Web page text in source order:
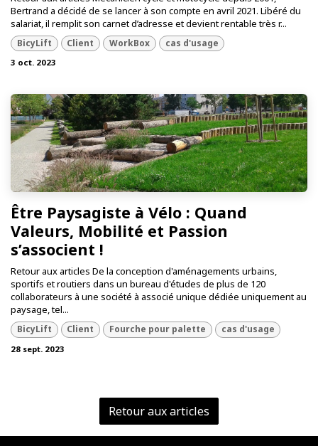
Bertrand a décidé de se lancer à son compte en avril 2021. Libéré du
salariat, il remplit son carnet d’adresse et devient rentable très r...
BicyLift Client WorkBox cas d'usage
3 oct. 2023
Être Paysagiste à Vélo : Quand
Valeurs, Mobilité et Passion
s’associent !
Retour aux articles De la conception d'aménagements urbains,
sportifs et routiers dans un bureau d'études de plus de 120
collaborateurs à une société à associé unique dédiée uniquement au
paysage, tel...
BicyLift Client Fourche pour palette cas d'usage
28 sept. 2023
Retour aux articles